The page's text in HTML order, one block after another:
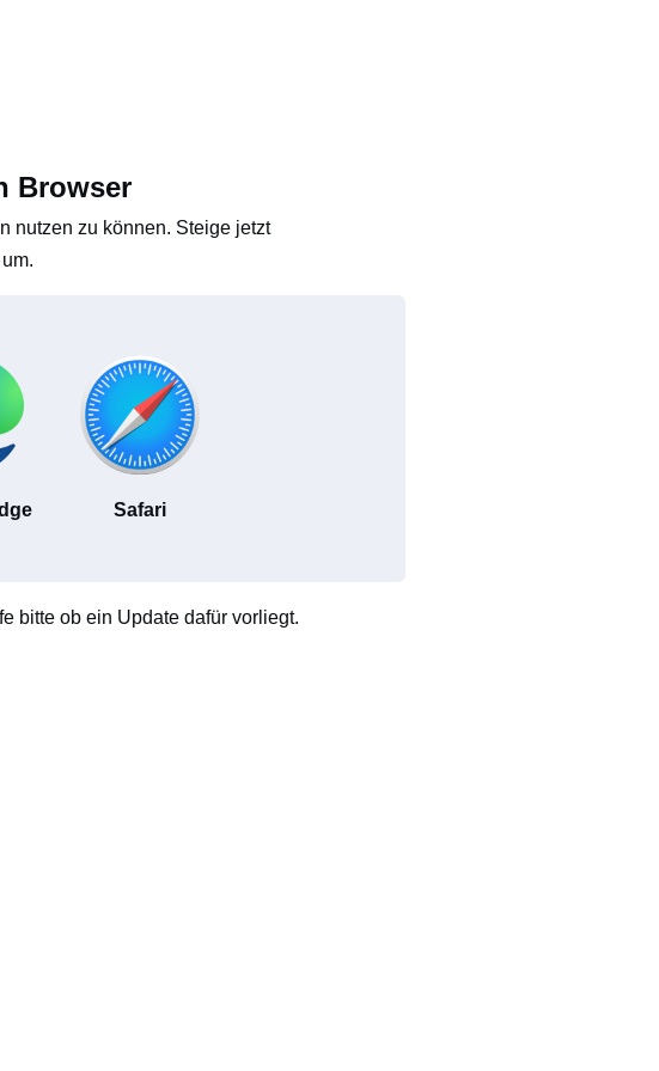
Browser
nutzen zu können. Steige jetzt
Safari
bitte ob ein Update dafür vorliegt.